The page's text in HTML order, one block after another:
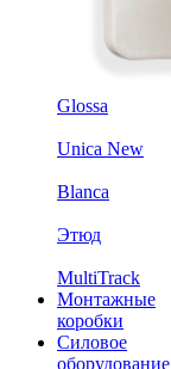
Glossa
Unica New
Blanca
Этюд
MultiTrack
Монтажные
коробки
Силовое
оборудование